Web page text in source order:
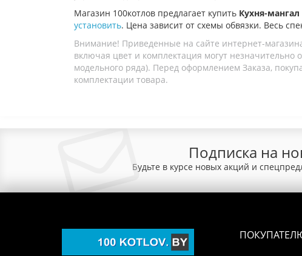
Магазин 100котлов предлагает купить Кухня-
установить. Цена зависит от схемы обвязки. Весь
Внимание! Приведенные на сайте интернет-
включая цвет и комплектация могут незначительно
модельного ряда). Перед оформлением Заказа,
комплектации товара.
Подписка на
Будьте в курсе новых акций и